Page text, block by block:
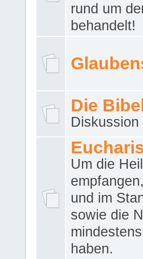
rund um
behandelt!
Die
Um die
und im
sowie die
haben.